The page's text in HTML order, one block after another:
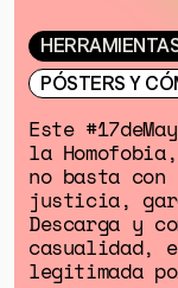
PÓSTERS Y
Este
la
no basta
justicia,
Descarga y
casualidad,
legitimada